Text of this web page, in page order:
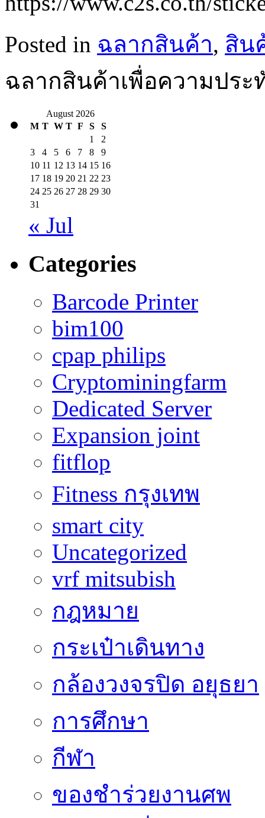
Posted in ฉลากสินค้า, สิน
ฉลากสินค้าเพื่อความประ
August 2026
M T W T F S
S
1
2
3
4 5 6 7 8
9
10 11 12 13 14 15 16
17 18 19 20 21 22 23
24 25 26 27 28 29 30
31
« Jul
Categories
Barcode Printer
bim100
cpap philips
Cryptominingfarm
Dedicated Server
Expansion joint
fitflop
Fitness กรุงเทพ
smart city
Uncategorized
vrf mitsubish
กฎหมาย
กระเป๋าเดินทาง
กล้องวงจรปิด อยุธยา
การศึกษา
กีฬา
ของชำร่วยงานศพ